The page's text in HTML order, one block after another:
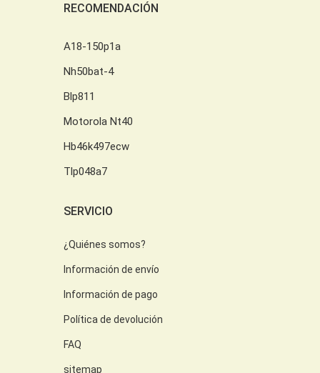
RECOMENDACIÓN
A18-150p1a
Nh50bat-4
Blp811
Motorola Nt40
Hb46k497ecw
Tlp048a7
SERVICIO
¿Quiénes somos?
Información de envío
Información de pago
Política de devolución
FAQ
sitemap